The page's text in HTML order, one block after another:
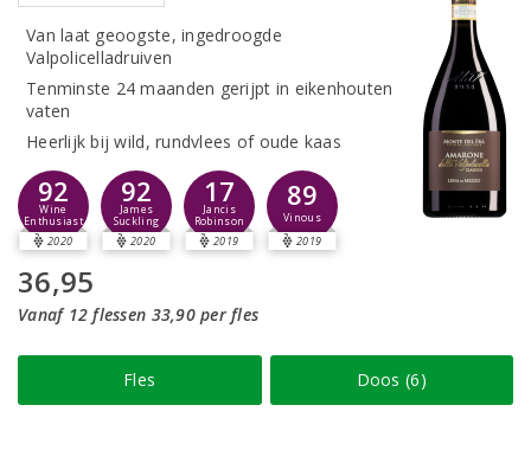
Van laat geoogste, ingedroogde
Valpolicelladruiven
Tenminste 24 maanden gerijpt in eikenhouten
vaten
Heerlijk bij wild, rundvlees of oude kaas
92
Wine
Enthusiast
2020
92
James
Suckling
2020
17
Jancis
Robinson
2019
89
Vinous
2019
36,95
Vanaf 12 flessen 33,90 per fles
Fles Doos (6)